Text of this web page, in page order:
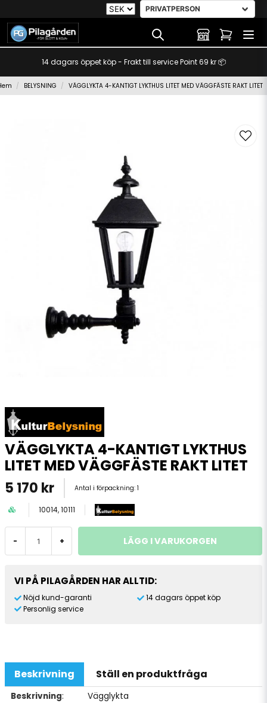
14 dagars öppet köp - Frakt till service Point 69 kr 📦
BELYSNING VÄGGLYKTA 4-KANTIGT LYKTHUS LITET MED VÄGGFÄSTE RAKT LITET
VÄGGLYKTA 4-KANTIGT LYKTHUS
LITET MED VÄGGFÄSTE RAKT LITET
5 170 kr Antal i förpackning: 1
10014, 10111
- + LÄGG I VARUKORGEN
VI PÅ PILAGÅRDEN HAR ALLTID:
Nöjd kund-garanti
Personlig service
14 dagars öppet köp
Beskrivning Ställ en produktfråga
Beskrivning:
Vägglykta